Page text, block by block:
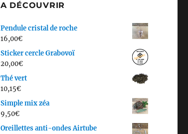
A DÉCOUVRIR
Pendule cristal de roche
16,00€
Sticker cercle Grabovoï
20,00€
Thé vert
10,15€
Simple mix zéa
9,50€
Oreillettes anti-ondes Airtube